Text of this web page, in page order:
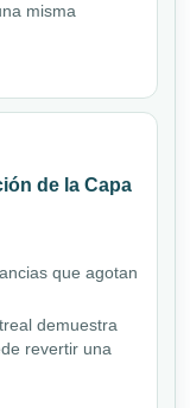
misma
de la Capa
que agotan
demuestra
revertir una